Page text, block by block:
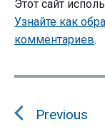
Этот сайт
Узнайте как
комментариев.
Навигация
записям
Previous